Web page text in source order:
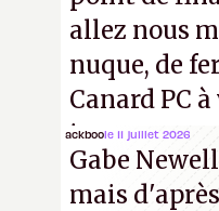
allez nous
nuque, de
Canard PC
inconnus
! –ER.
ackboole 11 juillet 2026
Gabe
mais